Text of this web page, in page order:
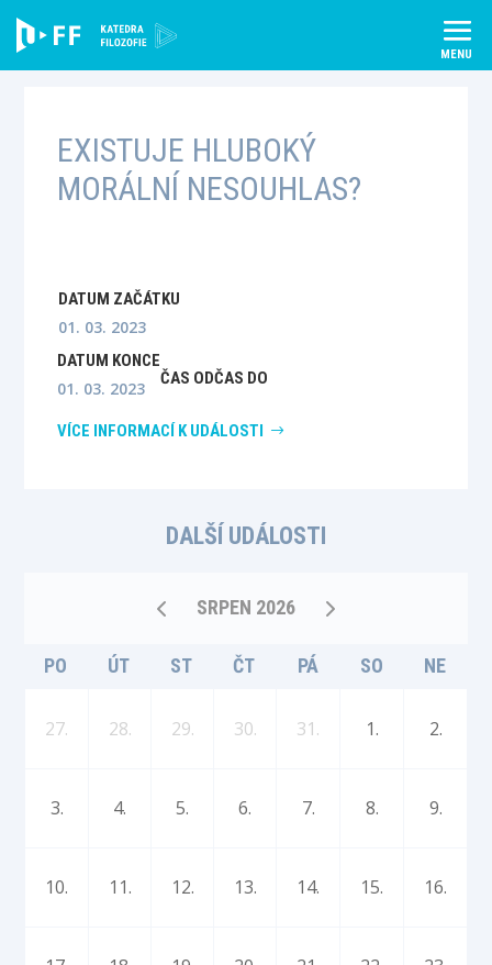
content
EXISTUJE HLUBOKÝ
MORÁLNÍ NESOUHLAS?
DATUM ZAČÁTKU
01. 03. 2023
DATUM KONCE
01. 03. 2023 ČAS ODČAS DO
VÍCE INFORMACÍ K UDÁLOSTI
DALŠÍ UDÁLOSTI
SRPEN 2026
PO ÚT ST ČT PÁ SO NE
27. 28. 29. 30. 31. 1. 2.
3. 4. 5. 6. 7. 8. 9.
10. 11. 12. 13. 14. 15. 16.